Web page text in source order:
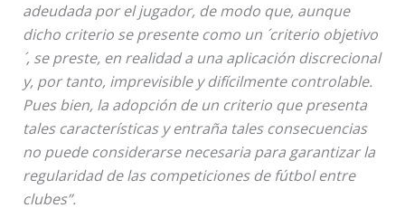
adeudada por el jugador, de modo que, aunque
dicho criterio se presente como un ´criterio objetivo
´, se preste, en realidad a una aplicación discrecional
y, por tanto, imprevisible y difícilmente controlable.
Pues bien, la adopción de un criterio que presenta
tales características y entraña tales consecuencias
no puede considerarse necesaria para garantizar la
regularidad de las competiciones de fútbol entre
clubes”.